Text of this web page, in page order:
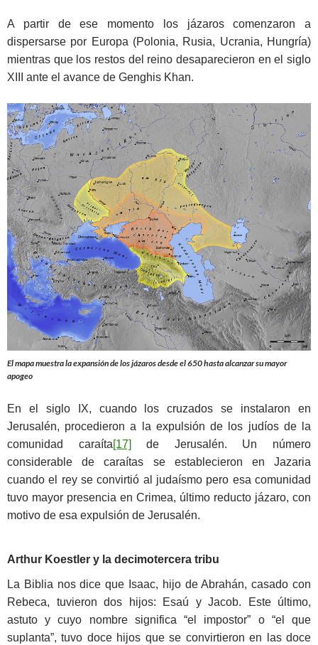
A partir de ese momento los jázaros comenzaron a
dispersarse por Europa (Polonia, Rusia, Ucrania, Hungría)
mientras que los restos del reino desaparecieron en el siglo
XIII ante el avance de Genghis Khan.
El mapa muestra la expansión de los jázaros desde el 650 hasta alcanzar su mayor
apogeo
En el siglo IX, cuando los cruzados se instalaron en
Jerusalén, procedieron a la expulsión de los judíos de la
comunidad caraíta[17] de Jerusalén. Un número
considerable de caraítas se establecieron en Jazaria
cuando el rey se convirtió al judaísmo pero esa comunidad
tuvo mayor presencia en Crimea, último reducto jázaro, con
motivo de esa expulsión de Jerusalén.
Arthur Koestler y la decimotercera tribu
La Biblia nos dice que Isaac, hijo de Abrahán, casado con
Rebeca, tuvieron dos hijos: Esaú y Jacob. Este último,
astuto y cuyo nombre significa “el impostor” o “el que
suplanta”, tuvo doce hijos que se convirtieron en las doce